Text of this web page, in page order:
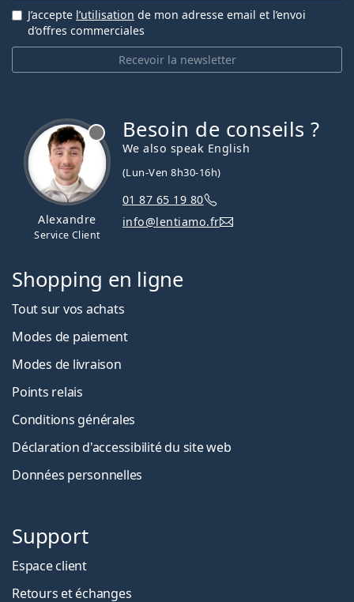
Recevoir la newsletter
J’accepte l’utilisation de mon adresse email et l’envoi
d’offres commerciales
Alexandre
Service Client
Besoin de conseils ?
We also speak English
(Lun-Ven 8h30-16h)
01 87 65 19 80
info@lentiamo.fr
Shopping en ligne
Tout sur vos achats
Modes de paiement
Modes de livraison
Points relais
Conditions générales
Déclaration d'accessibilité du site web
Données personnelles
Support
Espace client
Retours et échanges